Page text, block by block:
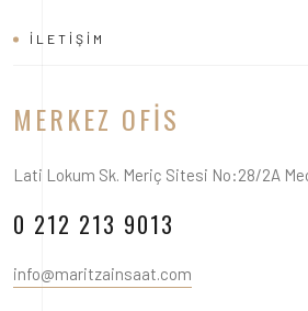
İLETIŞIM
MERKEZ OFIS
Lati Lokum Sk. Meriç Sitesi No:28/2A
0 212 213 9013
info@maritzainsaat.com